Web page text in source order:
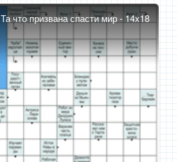
Та что призвана спасти мир - 14x18